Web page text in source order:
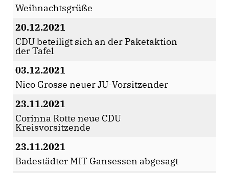
Weihnachtsgrüße
20.12.2021
CDU beteiligt sich an der Paketaktion
der Tafel
03.12.2021
Nico Grosse neuer JU-Vorsitzender
23.11.2021
Corinna Rotte neue CDU
Kreisvorsitzende
23.11.2021
Badestädter MIT Gansessen abgesagt